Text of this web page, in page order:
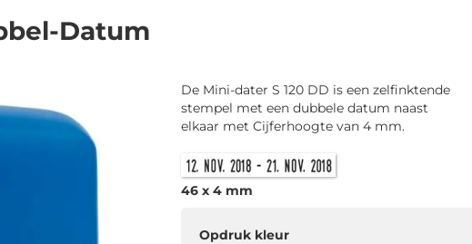
Datum
De Mini-dater S 120 DD is een zelfinktende
stempel met een dubbele datum naast
elkaar met Cijferhoogte van 4 mm.
46 x 4 mm
Opdruk kleur